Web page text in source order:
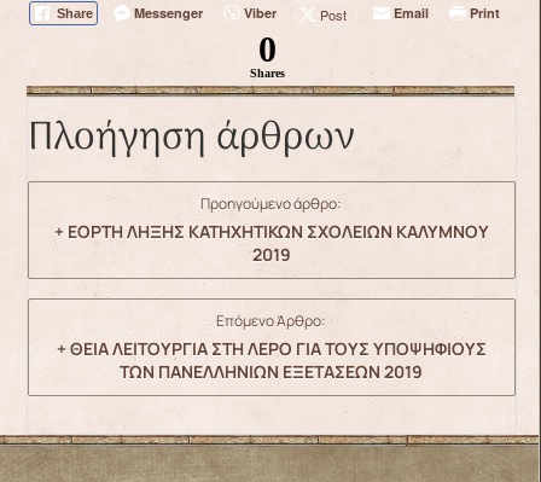
Share Messenger Viber Post Email Print
0
Shares
Πλοήγηση άρθρων
Προηγούμενο άρθρο:
+ ΕΟΡΤΗ ΛΗΞΗΣ ΚΑΤΗΧΗΤΙΚΩΝ ΣΧΟΛΕΙΩΝ ΚΑΛΥΜΝΟΥ
2019
Επόμενο Άρθρο:
+ ΘΕΙΑ ΛΕΙΤΟΥΡΓΙΑ ΣΤΗ ΛΕΡΟ ΓΙΑ ΤΟΥΣ ΥΠΟΨΗΦΙΟΥΣ
ΤΩΝ ΠΑΝΕΛΛΗΝΙΩΝ ΕΞΕΤΑΣΕΩΝ 2019